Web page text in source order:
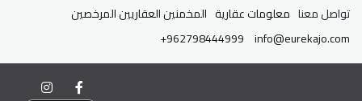
تواصل معنا معلومات عقارية المخمنين العقاريين المرخصين
info@eurekajo.com
+962798444999